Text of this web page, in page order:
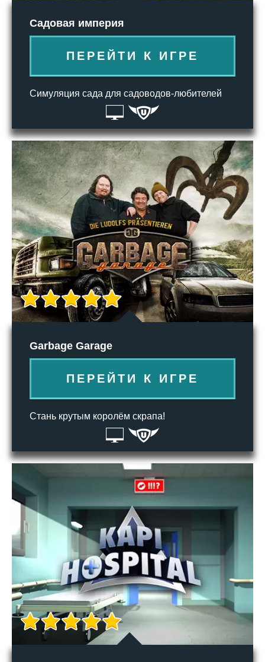
Садовая империя
ПЕРЕЙТИ К ИГРЕ
Симуляция сада для садоводов-любителей
Garbage Garage
ПЕРЕЙТИ К ИГРЕ
Стань крутым королём скрапа!